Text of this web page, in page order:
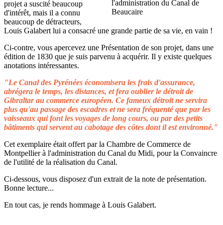
projet a suscité beaucoup
d'intérêt, mais il a connu
beaucoup de détracteurs,
Louis Galabert lui a consacré une grande partie de sa vie, en vain !
Ci-contre, vous apercevez une Présentation de son projet, dans une
édition de 1830 que je suis parvenu à acquérir. Il y existe quelques
anotations intéressantes.
"Le Canal des Pyrénées économisera les frais d'assurance,
abrégera le temps, les distances, et fera oublier le détroit de
Gibraltar au commerce européen. Ce fameux détroit ne servira
plus qu'au passage des escadres et ne sera fréquenté que par les
vaisseaux qui font les voyages de long cours, ou par des petits
bâtiments qui servent au cabotage des côtes dont il est environné."
Cet exemplaire était offert par la Chambre de Commerce de
Montpellier à l'administration du Canal du Midi, pour la Convaincre
de l'utilité de la réalisation du Canal.
Ci-dessous, vous disposez d'un extrait de la note de présentation.
Bonne lecture...
En tout cas, je rends hommage à Louis Galabert.